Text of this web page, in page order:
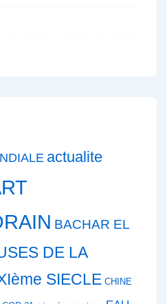
actualite
BACHAR EL
DE LA
SIECLE CHINE